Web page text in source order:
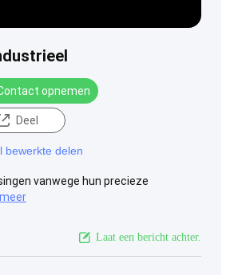
opnemen
Deel
bewerkte delen
vanwege hun precieze
Laat een bericht achter.